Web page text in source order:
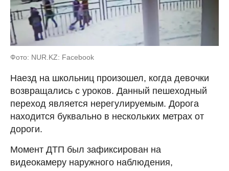
Фото: NUR.KZ: Facebook
Наезд на школьниц произошел, когда девочки
возвращались с уроков. Данный пешеходный
переход является нерегулируемым. Дорога
находится буквально в нескольких метрах от
дороги.
Момент ДТП был зафиксирован на
видеокамеру наружного наблюдения,